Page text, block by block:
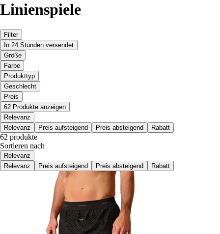
Linienspiele
Filter
In 24 Stunden versendet
Größe
Farbe
Produkttyp
Geschlecht
Preis
62 Produkte anzeigen
Relevanz
Relevanz
Preis aufsteigend Preis absteigend Rabatt
62 produkte
Sortieren nach
Relevanz
Relevanz
Preis aufsteigend Preis absteigend Rabatt